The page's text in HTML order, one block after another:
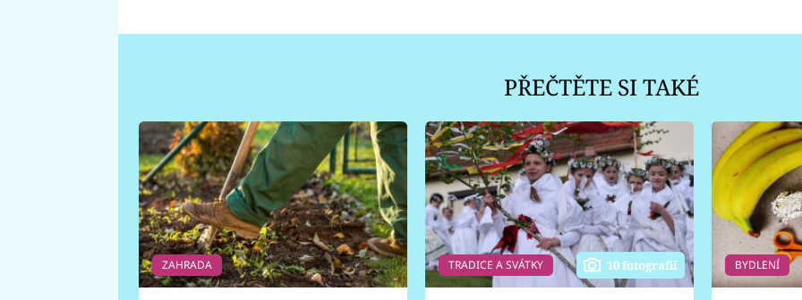
PŘEČTĚTE SI TAKÉ
ZAHRADA TRADICE A SVÁTKY 10 fotografií BYDLENÍ